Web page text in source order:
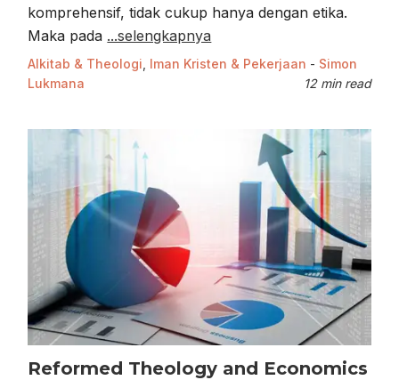
komprehensif, tidak cukup hanya dengan etika.
Maka pada ...selengkapnya
Alkitab & Theologi Iman Kristen & Pekerjaan - Simon
Lukmana
12 min read
Reformed Theology and Economics